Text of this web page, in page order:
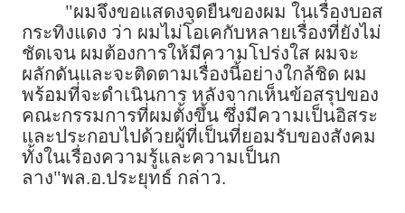
"ผมจึงขอแสดงจุดยืนของผม ในเรื่องบอส
กระทิงแดง ว่า ผมไม่โอเคกับหลายเรื่องที่ยังไม่
ชัดเจน ผมต้องการให้มีความโปร่งใส ผมจะ
ผลักดันและจะติดตามเรื่องนี้อย่างใกล้ชิด ผม
พร้อมที่จะดำเนินการ หลังจากเห็นข้อสรุปของ
คณะกรรมการที่ผมตั้งขึ้น ซึ่งมีความเป็นอิสระ
และประกอบไปด้วยผู้ที่เป็นที่ยอมรับของสังคม
ทั้งในเรื่องความรู้และความเป็นก
ลาง"พล.อ.ประยุทธ์ กล่าว.